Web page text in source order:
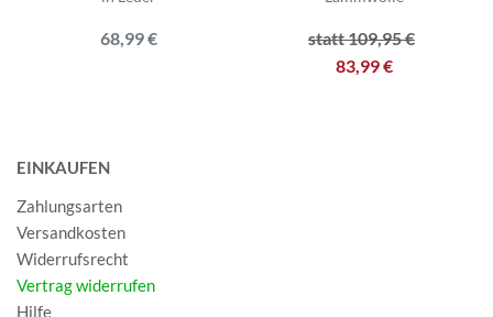
68,99 €
statt 109,95 €
83,99 €
EINKAUFEN
Zahlungsarten
Versandkosten
Widerrufsrecht
Vertrag widerrufen
Hilfe